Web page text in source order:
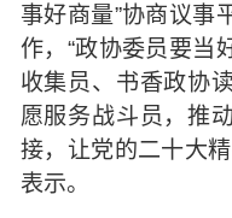
事好商量”协商议事
作，“政协委员要当
收集员、书香政协
愿服务战斗员，推
接，让党的二十大
表示。